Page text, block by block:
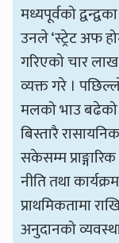
मध्यपूर्वको
उनले ‘स्ट्रेट अफ
गरिएको चार
व्यक्त गरे ।
मलको भाउ बढेको
बिस्तारै
सकेसम्म
नीति तथा
प्राथमिकतामा
अनुदानको